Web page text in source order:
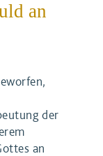
an
der
an